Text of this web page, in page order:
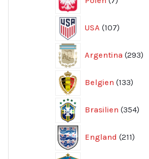
produkter
USA 107
produkter
Argentina 293
Belgien 133
Brasilien 354
England 211